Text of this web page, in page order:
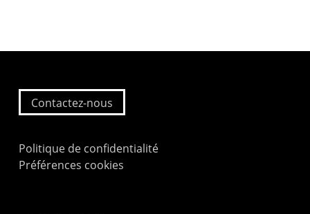
Contactez-nous
Politique de confidentialité
Préférences cookies